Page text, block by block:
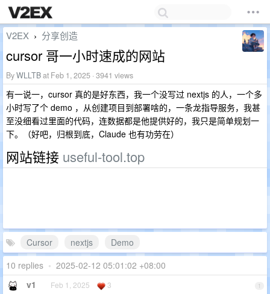
V2EX › 分享创造
cursor 哥一小时速成的网站
ByWLLTBat Feb 1, 2025 · 3941 views
有一说一，cursor 真的是好东西，我一个没写过 nextjs 的人，一个多
小时写了个 demo ，从创建项目到部署啥的，一条龙指导服务，我甚
至没细看过里面的代码，连数据都是他提供好的，我只是简单规划一
下。（好吧，归根到底，Claude 也有功劳在）
网站链接 useful-tool.top
Cursor nextjs
Demo
10 replies • 2025-02-12 05:01:02 +08:00
1
v1 Feb 1, 2025 3